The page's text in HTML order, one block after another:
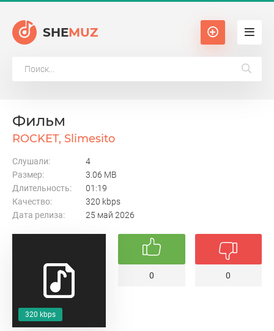
SHEMUZ
320 kbps
Фильм
ROCKET, Slimesito
Слушали:
4
Размер:
3.06 MB
Длительность:
01:19
Качество:
320 kbps
Дата релиза:
25 май 2026
0 0